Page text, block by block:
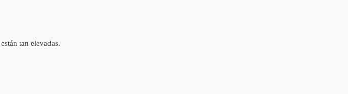
tan elevadas.